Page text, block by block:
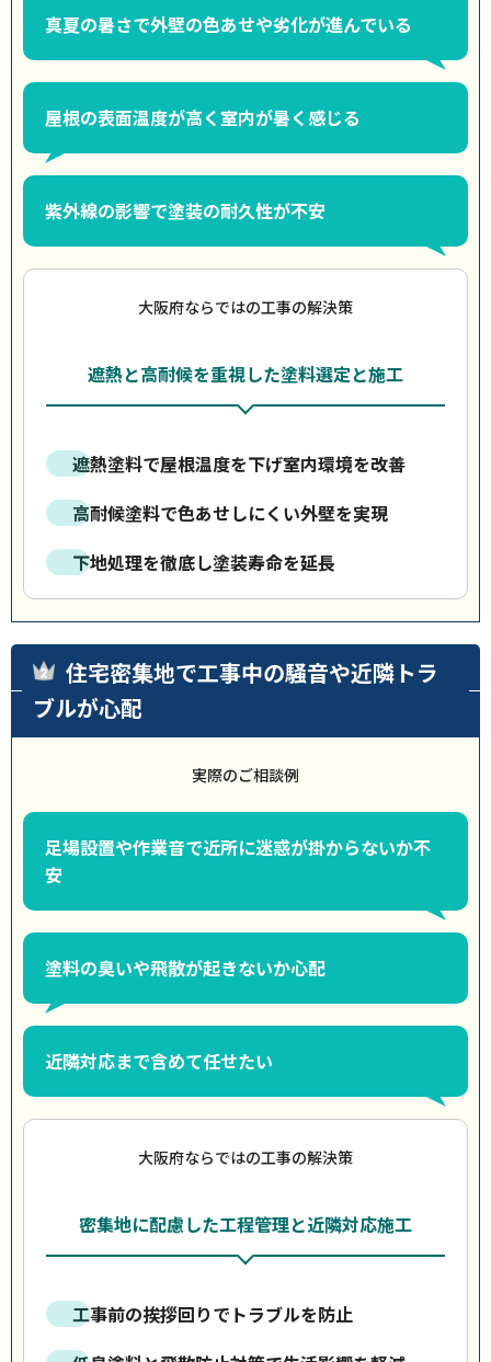
真夏の暑さで外壁の色あせや劣化が進んでいる
屋根の表面温度が高く室内が暑く感じる
紫外線の影響で塗装の耐久性が不安
大阪府ならではの工事の解決策
遮熱と高耐候を重視した塗料選定と施工
遮熱塗料で屋根温度を下げ室内環境を改善
高耐候塗料で色あせしにくい外壁を実現
下地処理を徹底し塗装寿命を延長
住宅密集地で工事中の騒音や近隣トラ
ブルが心配
実際のご相談例
足場設置や作業音で近所に迷惑が掛からないか不
安
塗料の臭いや飛散が起きないか心配
近隣対応まで含めて任せたい
大阪府ならではの工事の解決策
密集地に配慮した工程管理と近隣対応施工
工事前の挨拶回りでトラブルを防止